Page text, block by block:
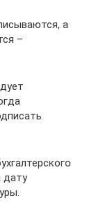
а
–
дату